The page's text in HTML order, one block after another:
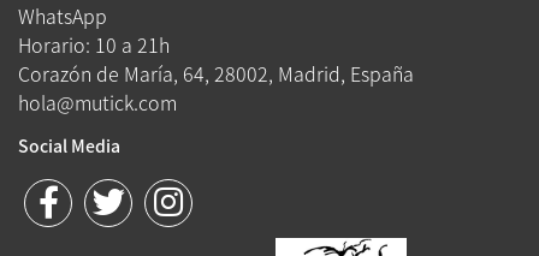
WhatsApp
Horario: 10 a 21h
Corazón de María, 64, 28002, Madrid, España
hola@mutick.com
Social Media